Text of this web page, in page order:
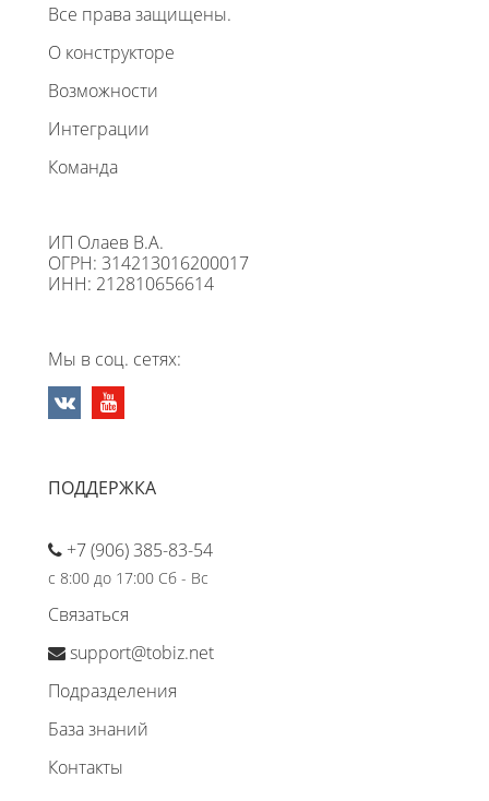
Все права защищены.
О конструкторе
Возможности
Интеграции
Команда
ИП Олаев В.А.
ОГРН: 314213016200017
ИНН: 212810656614
Мы в соц. сетях:
ПОДДЕРЖКА
+7 (906) 385-83-54
с 8:00 до 17:00 Сб - Вс
Связаться
support@tobiz.net
Подразделения
База знаний
Контакты